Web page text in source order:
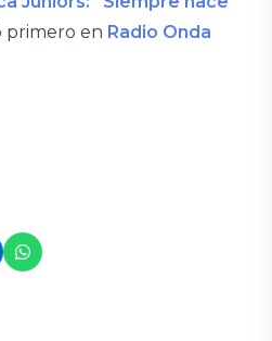
primero en Radio Onda